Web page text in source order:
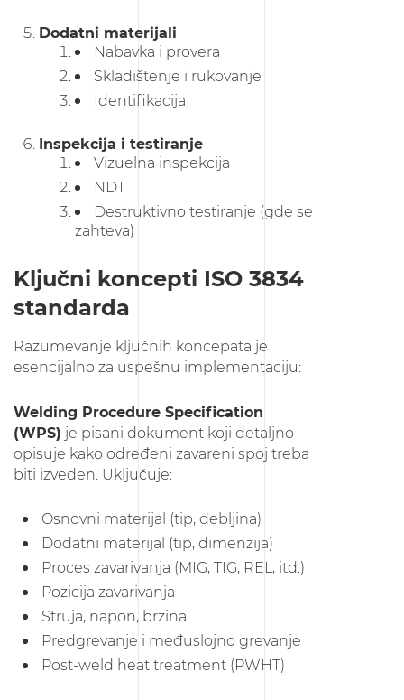
Dodatni materijali
Nabavka i provera
Skladištenje i rukovanje
Identifikacija
Inspekcija i testiranje
Vizuelna inspekcija
NDT
Destruktivno testiranje (gde se
zahteva)
Ključni koncepti ISO 3834
standarda
Razumevanje ključnih koncepata je
esencijalno za uspešnu implementaciju:
Welding Procedure Specification
(WPS) je pisani dokument koji detaljno
opisuje kako određeni zavareni spoj treba
biti izveden. Uključuje:
Osnovni materijal (tip, debljina)
Dodаtni materijal (tip, dimenzija)
Proces zavarivanja (MIG, TIG, REL, itd.)
Pozicija zavarivanja
Struja, napon, brzina
Predgrevanje i međuslojno grevanje
Post-weld heat treatment (PWHT)